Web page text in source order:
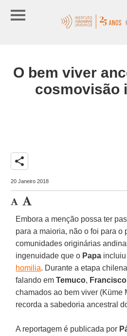
O bem viver
cosmovisão
share
20 Janeiro 2018
Embora a menção possa ter
para a maioria, não o foi para o
comunidades originárias
ingenuidade que o Papa
homilia. Durante a etapa
falando emTemuco, Francisco
chamados ao bem viver (Küme
recorda a sabedoria ancestral
A reportagem é publicada por